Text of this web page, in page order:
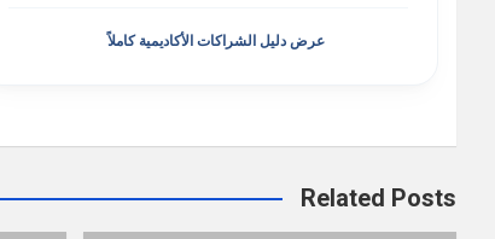
عرض دليل الشراكات الأكاديمية كاملاً
Related Posts